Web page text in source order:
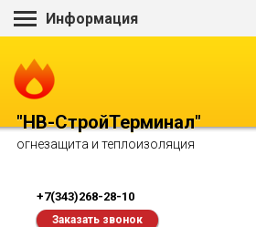
Информация
"НВ-СтройТерминал"
огнезащита и теплоизоляция
+7(343)268-28-10
Заказать звонок